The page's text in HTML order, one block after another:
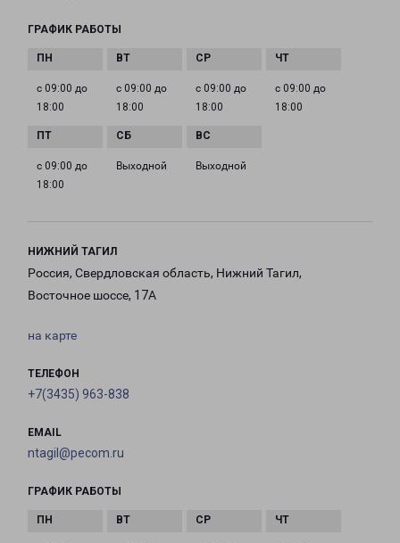
ГРАФИК РАБОТЫ
с 09:00 до
18:00
с 09:00 до
18:00
с 09:00 до
18:00
с 09:00 до
18:00
с 09:00 до
18:00
Выходной Выходной
НИЖНИЙ ТАГИЛ
Россия, Свердловская область, Нижний Тагил,
Восточное шоссе, 17А
на карте
ТЕЛЕФОН
+7(3435) 963-838
EMAIL
ntagil@pecom.ru
ГРАФИК РАБОТЫ